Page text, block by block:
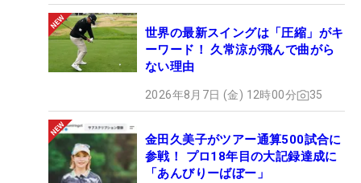
世界の最新スイングは「圧縮」がキ
ーワード！ 久常涼が飛んで曲がら
ない理由
2026年8月7日 (金) 12時00分 35
金田久美子がツアー通算500試合に
参戦！ プロ18年目の大記録達成に
「あんびりーばぼー」